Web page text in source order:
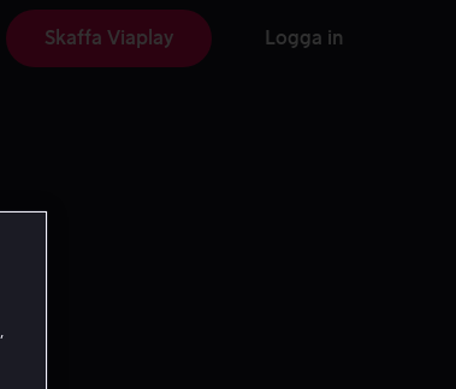
Skaffa Viaplay Logga in